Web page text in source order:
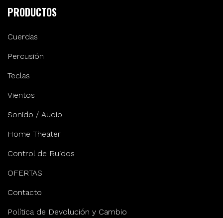
PRODUCTOS
Cuerdas
Percusión
Teclas
Vientos
Sonido / Audio
Home Theater
Control de Ruidos
OFERTAS
Contacto
Política de Devolución y Cambio